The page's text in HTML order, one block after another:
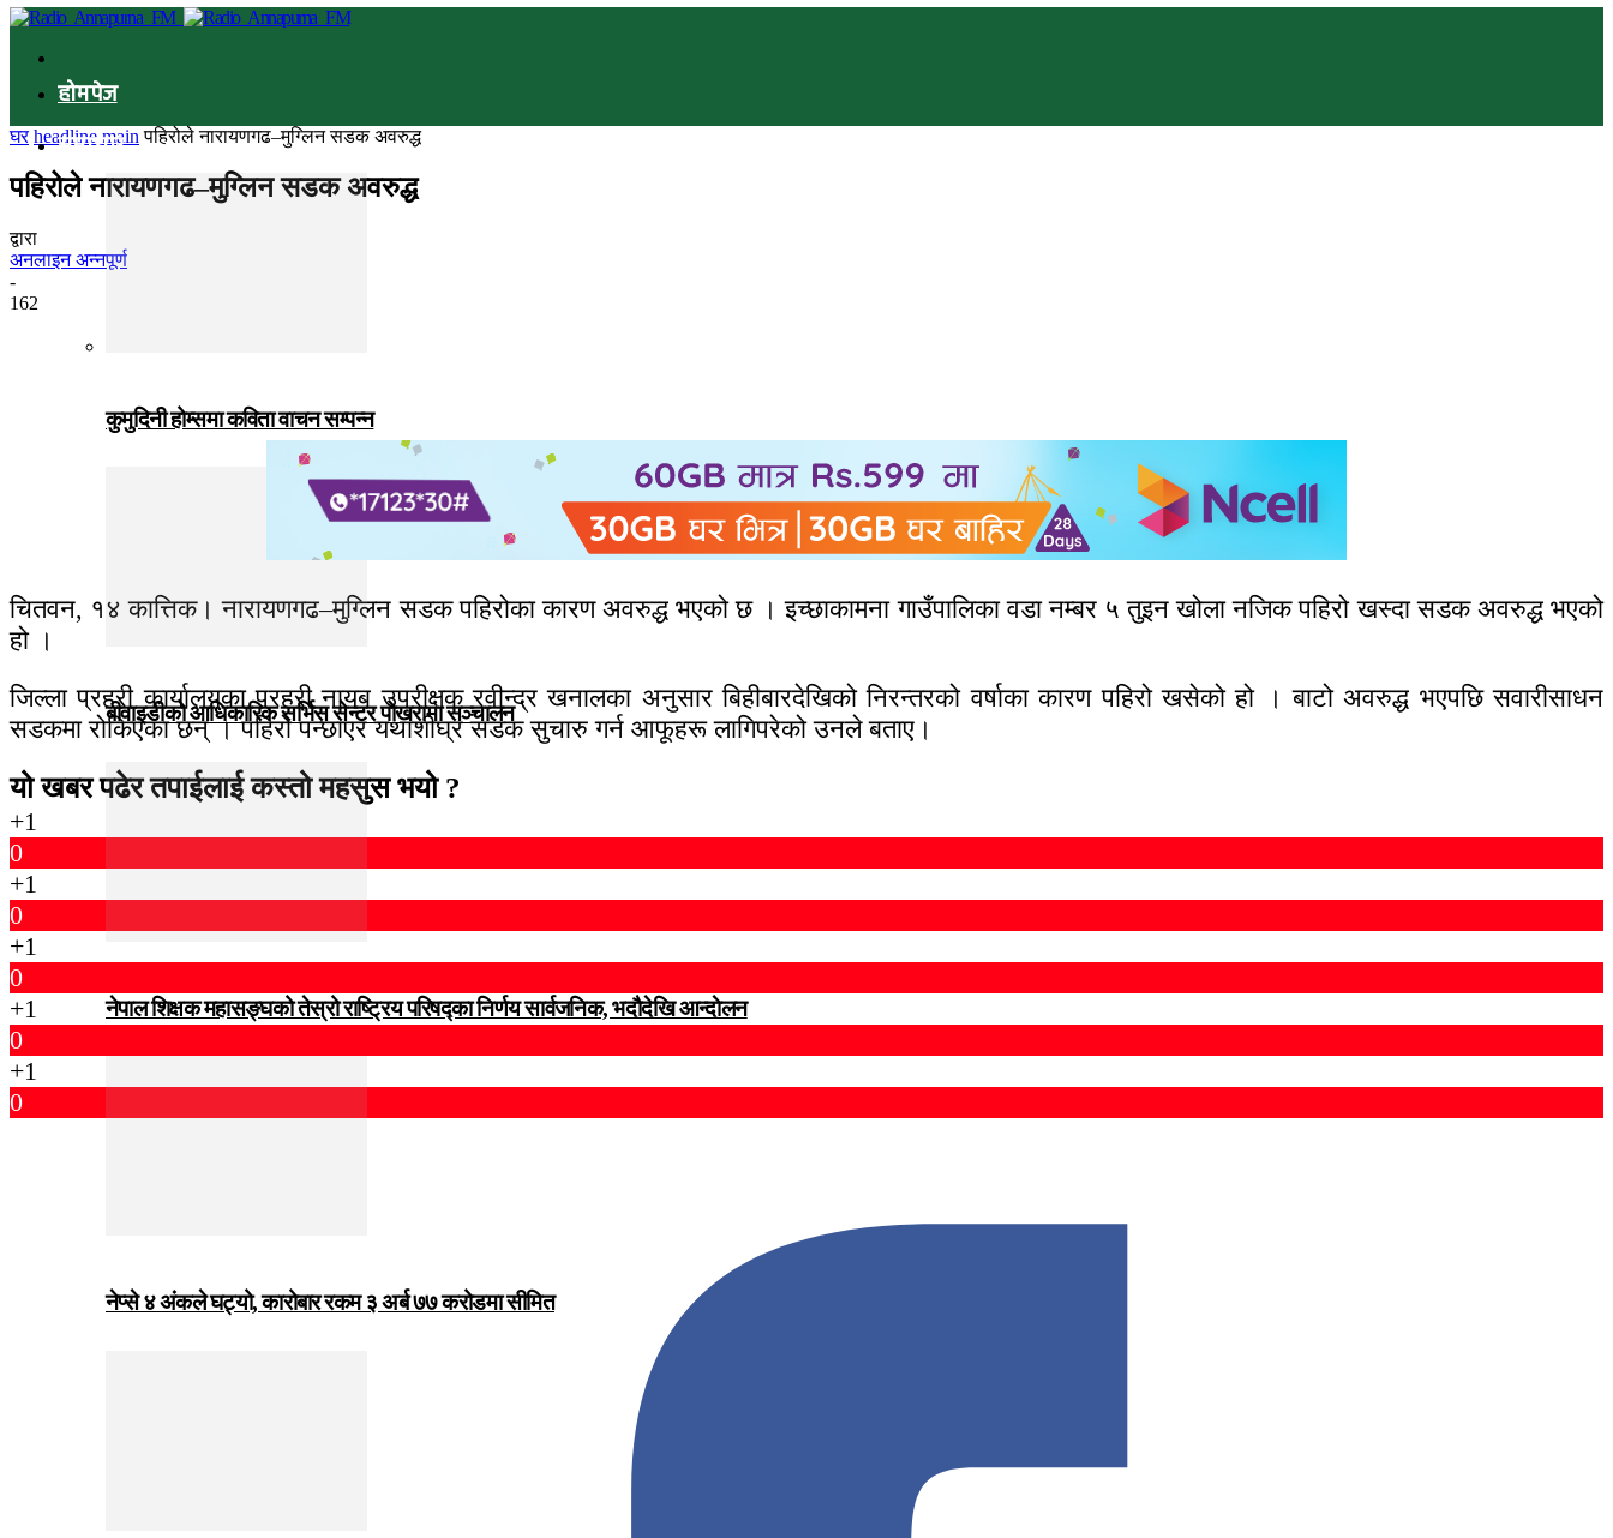
होमपेज
समाचार
कुमुदिनी होम्समा कविता वाचन सम्पन्न
बीवाइडीको आधिकारिक सर्भिस सेन्टर पोखरामा सञ्चालन
नेपाल शिक्षक महासङ्घको तेस्रो राष्ट्रिय परिषद्का निर्णय सार्वजनिक, भदाैदेखि आन्दाेलन
नेप्से ४ अंकले घट्यो, कारोबार रकम ३ अर्ब ७७ करोडमा सीमित
घर headline main पहिरोले नारायणगढ–मुग्लिन सडक अवरुद्ध
पहिरोले नारायणगढ–मुग्लिन सडक अवरुद्ध
द्वारा
अनलाइन अन्नपूर्ण
-
162
चितवन, १४ कात्तिक। नारायणगढ–मुग्लिन सडक पहिरोका कारण अवरुद्ध भएको छ । इच्छाकामना गाउँपालिका वडा नम्बर ५ तुइन खोला नजिक पहिरो खस्दा सडक अवरुद्ध भएको
हो ।
जिल्ला प्रहरी कार्यालयका प्रहरी नायब उपरीक्षक रवीन्द्र खनालका अनुसार बिहीबारदेखिको निरन्तरको वर्षाका कारण पहिरो खसेको हो । बाटो अवरुद्ध भएपछि सवारीसाधन
सडकमा रोकिएका छन् । पहिरो पन्छाएर यथाशीघ्र सडक सुचारु गर्न आफूहरू लागिपरेको उनले बताए।
यो खबर पढेर तपाईलाई कस्तो महसुस भयो ?
+1
0
+1
0
+1
0
+1
0
+1
0